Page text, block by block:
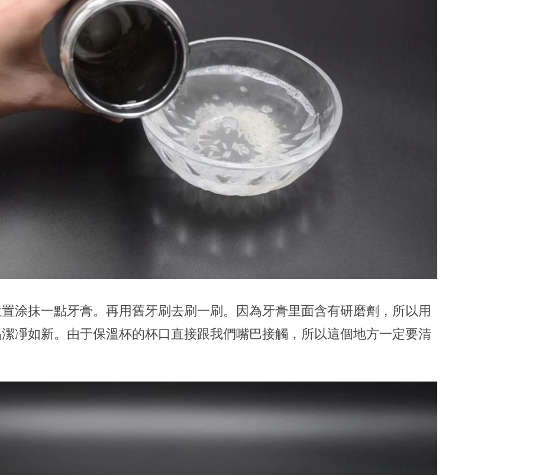
涂抹一點牙膏。再用舊牙刷去刷一刷。因為牙膏里面含有研磨劑，所以用
凈如新。由于保溫杯的杯口直接跟我們嘴巴接觸，所以這個地方一定要清